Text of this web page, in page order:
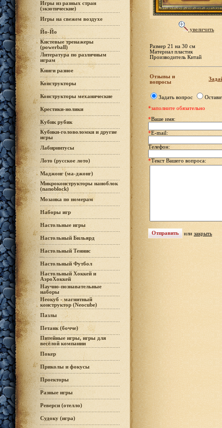
Игры из разных стран
(экзотические)
Игры на свежем воздухе
Йо-Йо
Кистевые тренажеры
(powerball)
Литература по различным
играм
Книги разное
Конструкторы
Конструкторы механические
Крестики-нолики
Кубик рубик
Кубики-головоломки и другие
игры
Лабиринтусы
Лото (русское лото)
Маджонг (ма-джонг)
Микроконструкторы наноблок
(nanoblock)
Мозаика по номерам
Наборы игр
Настольные игры
Настольный Бильярд
Настольный Теннис
Настольный Футбол
Настольный Хоккей и
АэроХоккей
Научно-познавательные
наборы
Неокуб - магнитный
конструктор (Neocube)
Пазлы
Петанк (бочче)
Питейные игры, игры для
весёлой компании
Покер
Приколы и фокусы
Проекторы
Разные игры
Реверси (отелло)
Судоку (игра)
увеличить
Размер 21 на 30 см
Материал пластик
Производитель Китай
Отзывы и
вопросы
Задать вопрос
*заполните обязательно
*Ваше имя:
*E-mail:
Телефон:
*Текст Вашего вопроса:
или закрыть